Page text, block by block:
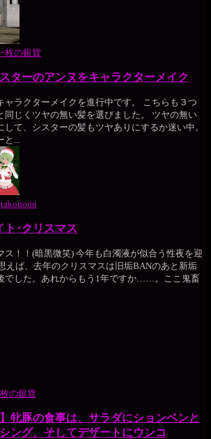
枚の銀貨
ターのアンヌをキャラクターメイク
ャラクターメイクを進行中です。 こちらも３つ
同じくツヤの無い髪を選びました。 ツヤの無い
して、シスターの髪もツヤありにするか迷い中。
...
takonomi
ト･クリスマス
ス！！(暗黒微笑) 今年も白濁液が似合う性夜を迎
えば、去年のクリスマスは旧垢BANのあと新垢
でした。あれからもう1年ですか……。ここ鬼畜
の銀貨
】牝豚の食事は、サラダにションベンと
ング、そしてデザートにウンコ